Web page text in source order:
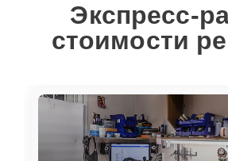
Экспресс-
стоимости